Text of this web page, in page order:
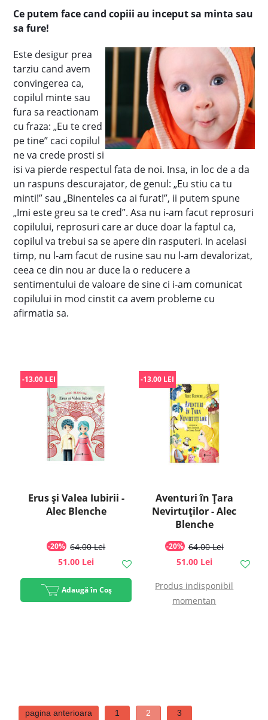
Ce putem face cand copiii au inceput sa minta sau
sa fure!
Este desigur prea
tarziu cand avem
convingerea ca,
copilul minte sau
fura sa reactionam
cu fraza: „Eu te cred
pe tine” caci copilul
ne va crede prosti si
isi va pierde respectul fata de noi. Insa, in loc de a da
un raspuns descurajator, de genul: „Eu stiu ca tu
minti!” sau „Binenteles ca ai furat!”, ii putem spune
„Imi este greu sa te cred”. Asa nu i-am facut reprosuri
copilului, reprosuri care ar duce doar la faptul ca,
copilul va trebui sa se apere din rasputeri. In acelasi
timp, nu l-am facut de rusine sau nu l-am devalorizat,
ceea ce din nou ar duce la o reducere a
sentimentului de valoare de sine ci i-am comunicat
copilului in mod cinstit ca avem probleme cu
afirmatia sa.
Erus și Valea Iubirii -
Alec Blenche
-20% 64.00 Lei
-13.00 LEI
51.00 Lei
Adaugă în Coș
Aventuri în Țara
Nevirtuților - Alec
Blenche
-20% 64.00 Lei
-13.00 LEI
51.00 Lei
Produs indisponibil
momentan
pagina anterioara 1 2 3